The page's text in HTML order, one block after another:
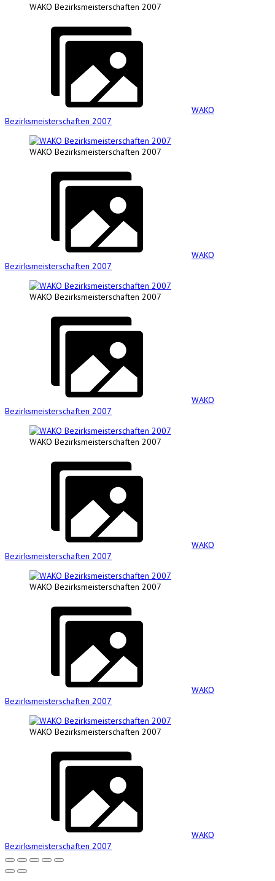
WAKO Bezirksmeisterschaften 2007
WAKO
Bezirksmeisterschaften 2007
WAKO Bezirksmeisterschaften 2007
WAKO
Bezirksmeisterschaften 2007
WAKO Bezirksmeisterschaften 2007
WAKO
Bezirksmeisterschaften 2007
WAKO Bezirksmeisterschaften 2007
WAKO
Bezirksmeisterschaften 2007
WAKO Bezirksmeisterschaften 2007
WAKO
Bezirksmeisterschaften 2007
WAKO Bezirksmeisterschaften 2007
WAKO
Bezirksmeisterschaften 2007